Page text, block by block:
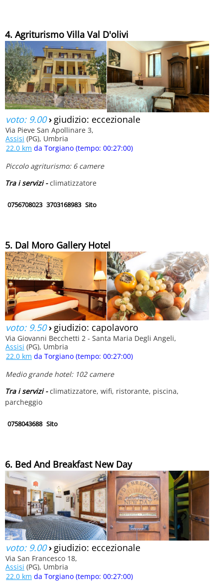
4. Agriturismo Villa Val D'olivi
voto: 9.00› giudizio: eccezionale
Via Pieve San Apollinare 3,
Assisi (PG), Umbria
22.0 km da Torgiano (tempo: 00:27:00)
Piccolo agriturismo: 6 camere
Tra i servizi -climatizzatore
0756708023 3703168983 Sito
5. Dal Moro Gallery Hotel
voto: 9.50› giudizio: capolavoro
Via Giovanni Becchetti 2 - Santa Maria Degli Angeli,
Assisi (PG), Umbria
22.0 km da Torgiano (tempo: 00:27:00)
Medio grande hotel: 102 camere
Tra i servizi -climatizzatore, wifi, ristorante, piscina,
parcheggio
0758043688 Sito
6. Bed And Breakfast New Day
voto: 9.00› giudizio: eccezionale
Via San Francesco 18,
Assisi (PG), Umbria
22.0 km da Torgiano (tempo: 00:27:00)